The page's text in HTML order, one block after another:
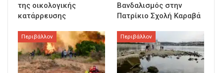
της οικολογικής
κατάρρευσης
Βανδαλισμός στην
Πατρίκιο Σχολή Καραβά
Περιβάλλον Περιβάλλον